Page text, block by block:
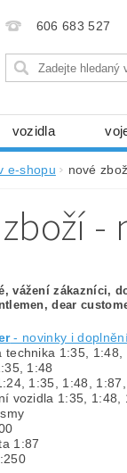
606 683 527
vozidla
stroje
modelářské
e-shopu nové
-
vážení zákazníci,
dear
- novinky i
technika 1:35, 1:48,
1:48
1:35, 1:48,
vozidla 1:35, 1:48,
1:87